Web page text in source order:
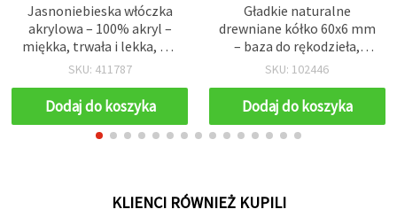
Jasnoniebieska włóczka
akrylowa – 100% akryl –
miękka, trwała i lekka, ok.
50 g
SKU: 411787
Dodaj do koszyka
Gładkie naturalne
drewniane kółko 60x6 mm
– baza do rękodzieła,
decoupage i dekoracji
SKU: 102446
Dodaj do koszyka
KLIENCI RÓWNIEŻ KUPILI